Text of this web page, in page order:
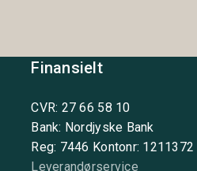
Finansielt
CVR: 27 66 58 10
Bank: Nordjyske Bank
Reg: 7446 Kontonr: 1211372
Leverandørservice